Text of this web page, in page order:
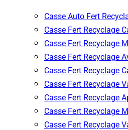
Casse Auto Fert
Casse Fert Recyclage
Casse Fert Recyclage
Casse Fert Recyclage
Casse Fert Recyclage
Casse Fert Recyclage
Casse Fert Recyclage
Casse Fert Recyclage
Casse Fert Recyclage